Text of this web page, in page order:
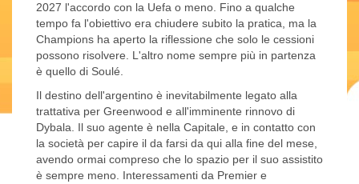
2027 l'accordo con la Uefa o meno. Fino a qualche
tempo fa l'obiettivo era chiudere subito la pratica, ma la
Champions ha aperto la riflessione che solo le cessioni
possono risolvere. L'altro nome sempre più in partenza
è quello di Soulé.
Il destino dell'argentino è inevitabilmente legato alla
trattativa per Greenwood e all'imminente rinnovo di
Dybala. Il suo agente è nella Capitale, e in contatto con
la società per capire il da farsi da qui alla fine del mese,
avendo ormai compreso che lo spazio per il suo assistito
è sempre meno. Interessamenti da Premier e